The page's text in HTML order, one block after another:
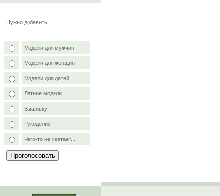
Нужно добавить...
Модели для мужчин
Модели для женщин
Модели для детей
Летние модели
Вышивку
Рукоделие
Чего-то не хватает...